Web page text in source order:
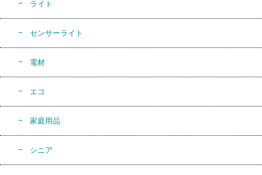
ライト
センサーライト
電材
エコ
家庭用品
シニア